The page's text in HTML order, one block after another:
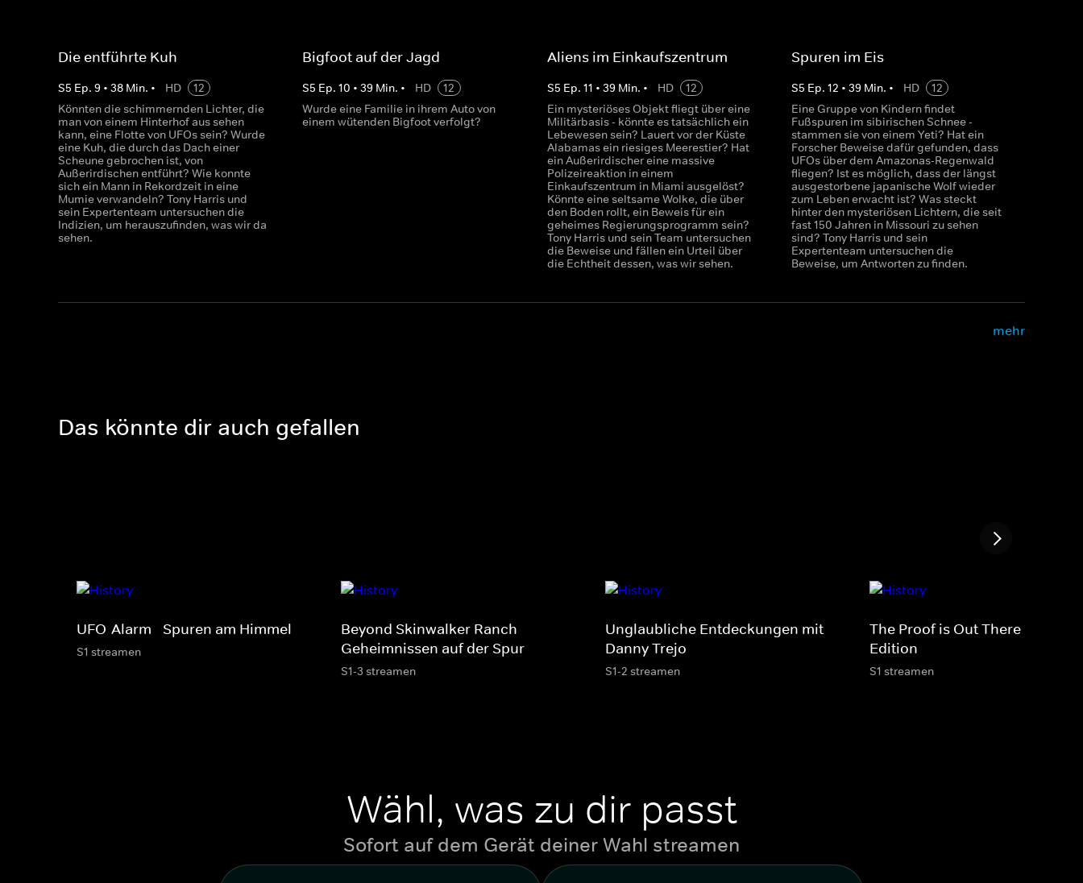
Die entführte Kuh
S5 Ep. 9 • 38 Min. • HD
12
Könnten die schimmernden Lichter, die
man von einem Hinterhof aus sehen
kann, eine Flotte von UFOs sein? Wurde
eine Kuh, die durch das Dach einer
Scheune gebrochen ist, von
Außerirdischen entführt? Wie konnte
sich ein Mann in Rekordzeit in eine
Mumie verwandeln? Tony Harris und
sein Expertenteam untersuchen die
Indizien, um herauszufinden, was wir da
sehen.
Bigfoot auf der Jagd
S5 Ep.10 •39 Min. • HD
12
Wurde eine Familie in ihrem Auto von
einem wütenden Bigfoot verfolgt?
Aliens im Einkaufszentrum
S5 Ep. 11 • 39Min. • HD
12
Ein mysteriöses Objekt fliegt über eine
Militärbasis - könnte es tatsächlich ein
Lebewesen sein? Lauert vor der Küste
Alabamas ein riesiges Meerestier? Hat
ein Außerirdischer eine massive
Polizeireaktion in einem
Einkaufszentrum in Miami ausgelöst?
Könnte eine seltsame Wolke, die über
den Boden rollt, ein Beweis für ein
geheimes Regierungsprogramm sein?
Tony Harris und sein Team untersuchen
die Beweise und fällen ein Urteil über
die Echtheit dessen, was wir sehen.
Spuren im Eis
S5 Ep. 12 • 39Min. • HD
12
Eine Gruppe von Kindern findet
Fußspuren im sibirischen Schnee -
stammen sie von einem Yeti? Hat ein
Forscher Beweise dafür gefunden, dass
UFOs über dem Amazonas-Regenwald
fliegen? Ist es möglich, dass der längst
ausgestorbene japanische Wolf wieder
zum Leben erwacht ist? Was steckt
hinter den mysteriösen Lichtern, die seit
fast 150 Jahren in Missouri zu sehen
sind? Tony Harris und sein
Expertenteam untersuchen die
Beweise, um Antworten zu finden.
mehr
Das könnte dir auch gefallen
UFO-Alarm - Spuren am Himmel
S1 streamen
Beyond Skinwalker Ranch -
Geheimnissen auf der Spur
S1-3 streamen
Unglaubliche Entdeckungen mit
Danny Trejo
S1-2 streamen
The Proof is Out There - Alien
Edition
S1 streamen
Wähl, was zu dir passt
Sofort auf dem Gerät deiner Wahl streamen